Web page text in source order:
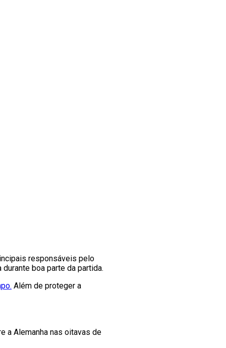
responsáveis pelo
boa parte da partida.
Além de proteger a
a Alemanha nas oitavas de